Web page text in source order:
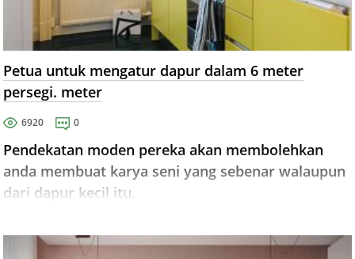
Petua untuk mengatur dapur dalam 6 meter
persegi. meter
6920 0
Pendekatan moden pereka akan membolehkan
anda membuat karya seni yang sebenar walaupun
dari dapur kecil itu.